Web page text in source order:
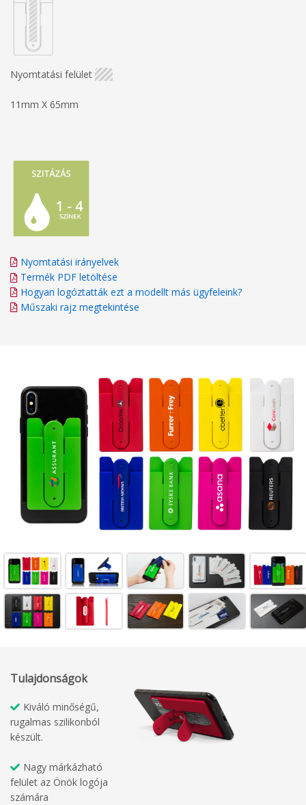
Nyomtatási felület
11mm X 65mm
Nyomtatási irányelvek
Termék PDF letöltése
Hogyan logóztatták ezt a modellt más ügyfeleink?
Műszaki rajz megtekintése
Tulajdonságok
Kiváló minőségű,
rugalmas szilikonból
készült.
Nagy márkázható
felület az Önök logója
számára